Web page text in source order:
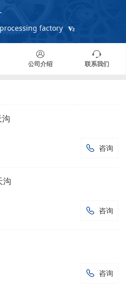
factory
公司介绍 联系我们
 咨询
沟
 咨询
 咨询